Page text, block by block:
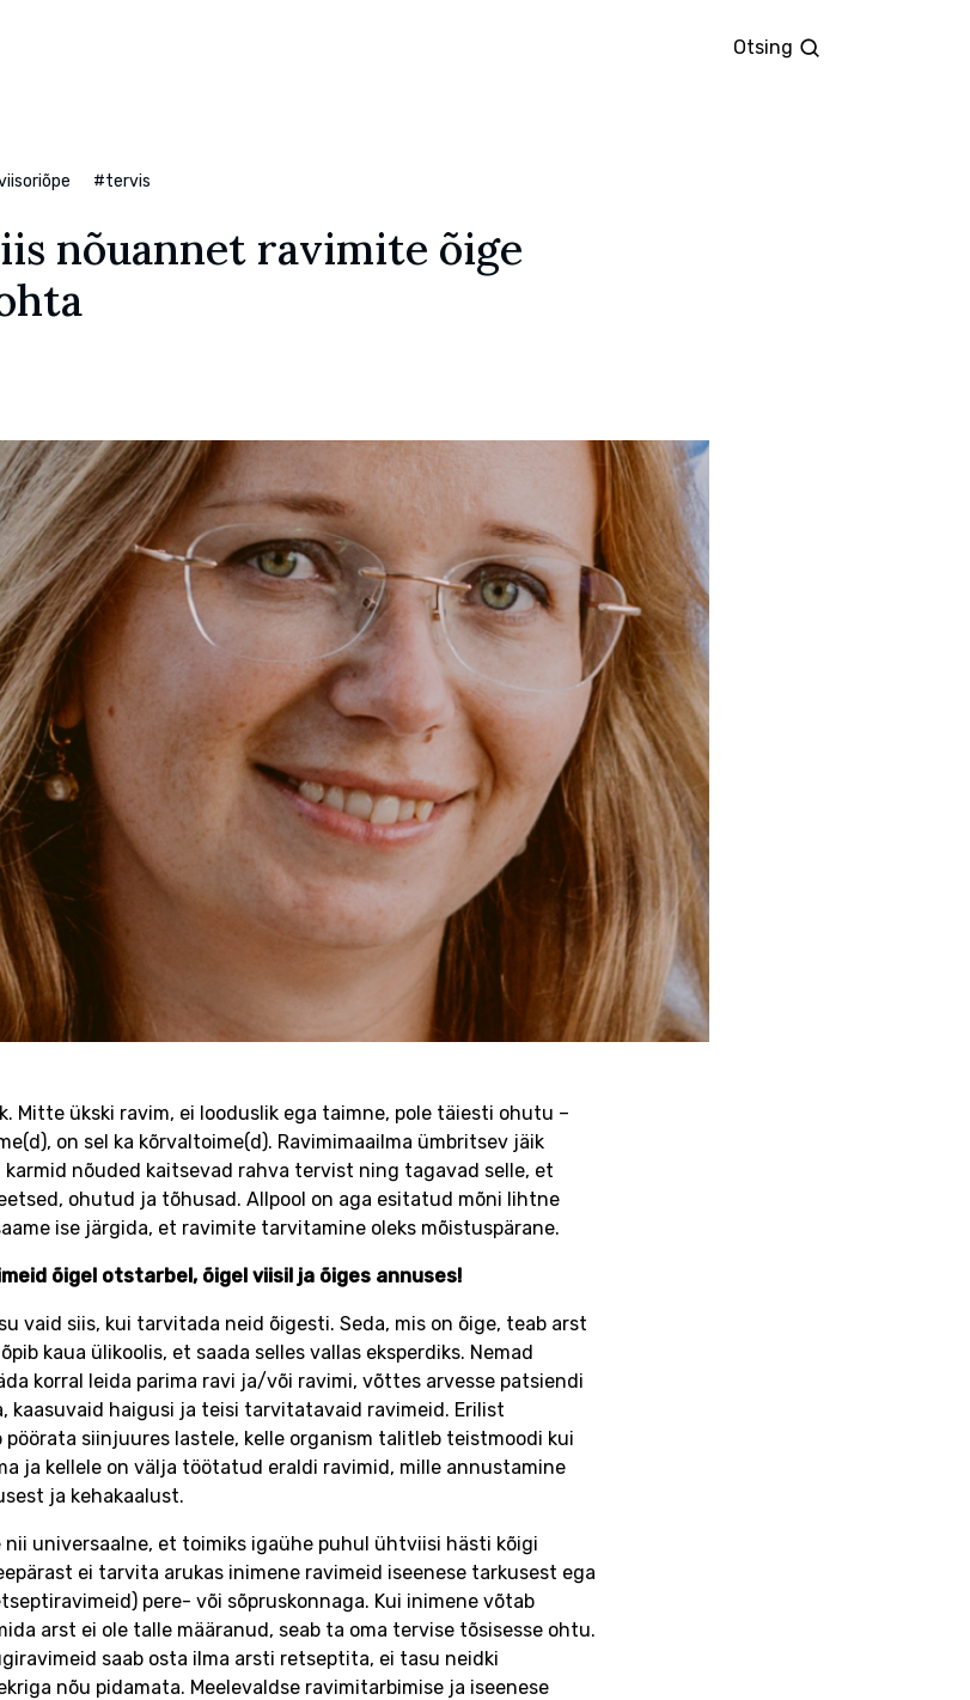
Otsing Otsing
nõuannet ravimite õige
#tervis
Mitte ükski ravim, ei looduslik ega taimne, pole täiesti ohutu –
on sel ka kõrvaltoime(d). Ravimimaailma ümbritsev jäik
karmid nõuded kaitsevad rahva tervist ning tagavad selle, et
ohutud ja tõhusad. Allpool on aga esitatud mõni lihtne
ise järgida, et ravimite tarvitamine oleks mõistuspärane.
õigel otstarbel, õigel viisil ja õiges annuses!
vaid siis, kui tarvitada neid õigesti. Seda, mis on õige, teab arst
kaua ülikoolis, et saada selles vallas eksperdiks. Nemad
korral leida parima ravi ja/või ravimi, võttes arvesse patsiendi
kaasuvaid haigusi ja teisi tarvitatavaid ravimeid. Erilist
siinjuures lastele, kelle organism talitleb teistmoodi kui
ja kellele on välja töötatud eraldi ravimid, mille annustamine
ja kehakaalust.
nii universaalne, et toimiks igaühe puhul ühtviisi hästi kõigi
ei tarvita arukas inimene ravimeid iseenese tarkusest ega
pere- või sõpruskonnaga. Kui inimene võtab
arst ei ole talle määranud, seab ta oma tervise tõsisesse ohtu.
saab osta ilma arsti retseptita, ei tasu neidki
nõu pidamata. Meelevaldse ravimitarbimise ja iseenese